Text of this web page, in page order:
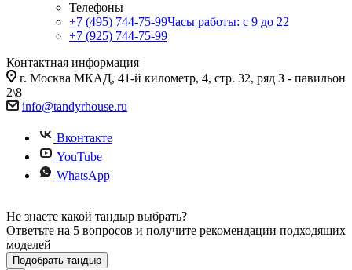
Телефоны
+7 (495) 744-75-99Часы работы: c 9 до 22
+7 (925) 744-75-99
Контактная информация
г. Москва МКАД, 41-й километр, 4, стр. 32, ряд З - павильон
2\8
info@tandyrhouse.ru
Вконтакте
YouTube
WhatsApp
Не знаете какой тандыр выбрать?
Ответьте на 5 вопросов и получите рекомендации подходящих
моделей
Подобрать тандыр